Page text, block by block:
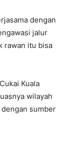
dengan
jalur
rawan itu bisa
Kuala
wilayah
sumber